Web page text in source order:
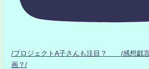
/プロジェクトA子さんも注目？ /感想戯言
画？/